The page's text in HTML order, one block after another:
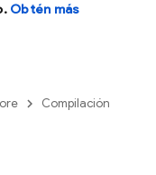
Obtén más
Compilación